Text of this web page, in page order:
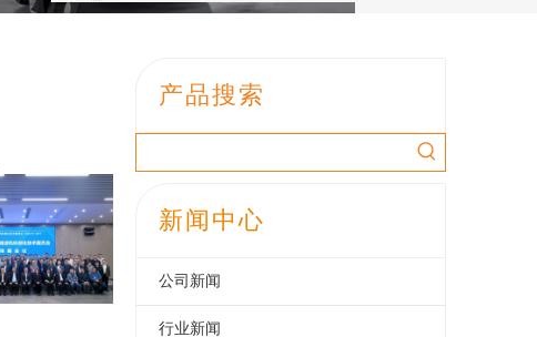
产品搜索
新闻中心
公司新闻
行业新闻